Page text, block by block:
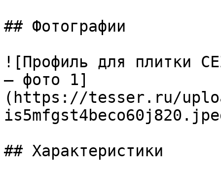
## Фотографии
![Профиль для плитки
— фото 1]
(https://tesser.ru/
## Характеристики